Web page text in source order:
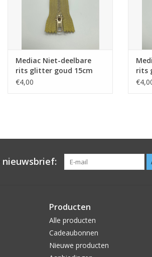
Mediac Niet-deelbare
rits glitter goud 15cm
€4,00
rits
nieuwsbrief:
Producten
Alle producten
Cadeaubonnen
Nieuwe producten